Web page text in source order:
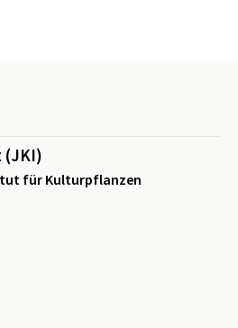
für Kulturpflanzen